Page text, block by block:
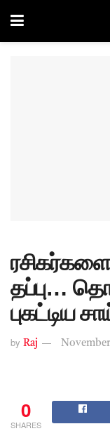
தப்பு…
புகட்டிய
by Raj
0
SHARES